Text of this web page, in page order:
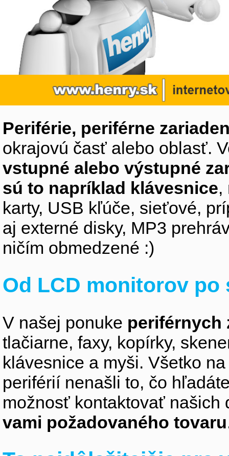
Periférie, periférne
okrajovú časť alebo oblasť.
vstupné alebo výstupné
sú to napríklad klávesnice,
karty, USB kľúče, sieťové,
aj externé disky, MP3
ničím obmedzené :)
Od LCD monitorov
V našej ponuke periférnych
tlačiarne, faxy, kopírky,
klávesnice a myši. Všetko
periférií nenašli to, čo
možnosť kontaktovať
vami požadovaného tovaru